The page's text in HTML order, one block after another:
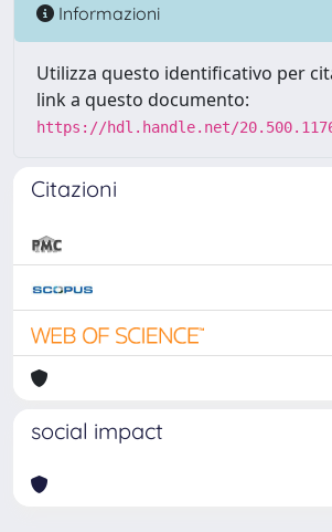
Informazioni
Utilizza questo identificativo per
link a questo documento:
https://hdl.handle.net/
Citazioni
social impact